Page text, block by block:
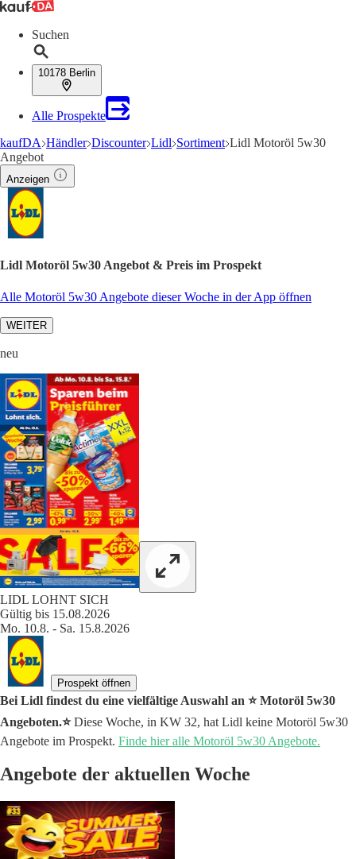
Suchen
10178 Berlin
Alle Prospekte
kaufDA Händler Discounter Lidl Sortiment Lidl Motoröl 5w30
Angebot
Anzeigen
Lidl Motoröl 5w30 Angebot & Preis im Prospekt
Alle Motoröl 5w30 Angebote dieser Woche in der App öffnen
WEITER
neu
LIDL LOHNT SICH
Gültig bis 15.08.2026
Mo. 10.8. - Sa. 15.8.2026
Prospekt öffnen
Bei Lidl findest du eine vielfältige Auswahl an ⭐️ Motoröl 5w30
Angeboten.⭐️Diese Woche, in KW 32, hat Lidl keine Motoröl 5w30
Angebote im Prospekt. Finde hier alle Motoröl 5w30 Angebote.
Angebote der aktuellen Woche